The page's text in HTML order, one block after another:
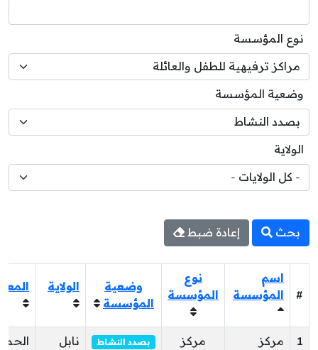
نوع المؤسسة
وضعية المؤسسة
الولاية
بحث إعادة ضبط
#
اسم
المؤسسة
نوع
المؤسسة
وضعية
المؤسسة
الولاية
1
مركز
مركز
بصدد النشاط نابل